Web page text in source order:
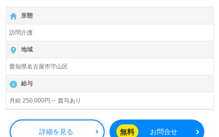
【無料】で皆さんの転職活動をサポートいたします。
形態
訪問介護
地域
愛知県名古屋市守山区
給与
月給 250,000円～ 賞与あり
詳細を見る 無料 お問合せ